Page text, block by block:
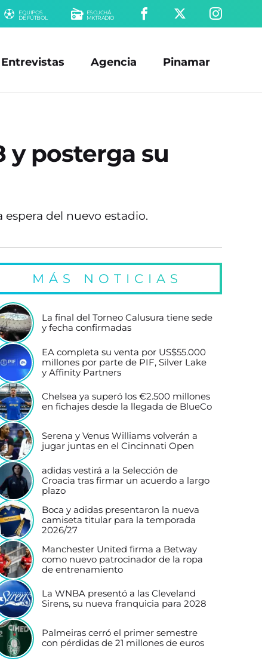
EQUIPOS
DE FÚTBOL
ESCUCHÁ
MKTRADIO
Entrevistas Agencia Pinamar
y posterga su
del nuevo estadio.
MÁS NOTICIAS
La final del Torneo Calusura tiene sede
y fecha confirmadas
EA completa su venta por US$55.000
millones por parte de PIF, Silver Lake
y Affinity Partners
Chelsea ya superó los €2.500 millones
en fichajes desde la llegada de BlueCo
Serena y Venus Williams volverán a
jugar juntas en el Cincinnati Open
adidas vestirá a la Selección de
Croacia tras firmar un acuerdo a largo
plazo
Boca y adidas presentaron la nueva
camiseta titular para la temporada
2026/27
Manchester United firma a Betway
como nuevo patrocinador de la ropa
de entrenamiento
La WNBA presentó a las Cleveland
Sirens, su nueva franquicia para 2028
Palmeiras cerró el primer semestre
con pérdidas de 21 millones de euros